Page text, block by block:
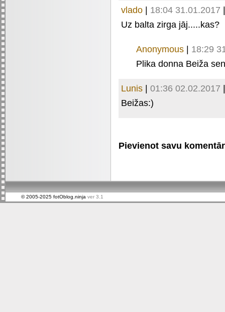
vlado | 18:04 31.01.2017
Uz balta zirga jāj.....kas?
Anonymous | 18:29
Plika donna Beiža
Lunis | 01:36 02.02.2017
Beižas:)
Pievienot savu
© 2005-2025 fotOblog.ninja ver 3.1